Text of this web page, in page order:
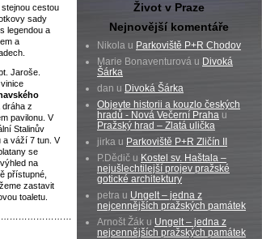
cestou
sady
legendou a
a
Jaroše.
dráha z
pavilonu. V
Stalinův
a váží 7 tun. V
se
na
přístupné,
zastavit
toaletu.
Život v Praze
Nejnovější komentáře
Nikola u Parkoviště P+R Chodov
Marie Bonaventurová u Divoká
Šárka
dan u Divoká Šárka
Objevte historii a kouzlo českých
hradů - Nová Večerní Praha u
Pražský hrad – Zlatá ulička
jirka u Parkoviště P+R Zličín II
P.Dědič u Kostel sv. Haštala –
nejušlechtilejší projev pražské
gotické architektury
petra u Ungelt – jedna z
nejcennějších pražských památek
Arnošt Žák u Ungelt – jedna z
nejcennějších pražských památek